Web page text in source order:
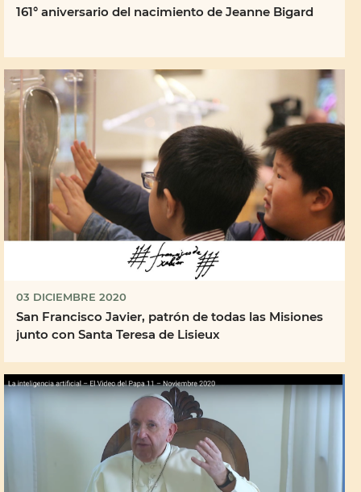
161° aniversario del nacimiento de Jeanne Bigard
03 DICIEMBRE 2020
San Francisco Javier, patrón de todas las Misiones
junto con Santa Teresa de Lisieux